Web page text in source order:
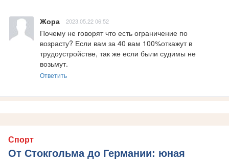
Жора 2023.05.22 06:52
Почему не говорят что есть ограничение по
возрасту? Если вам за 40 вам 100%откажут в
трудоустройстве, так же если были судимы не
возьмут.
Ответить
Спорт
От Стокгольма до Германии: юная